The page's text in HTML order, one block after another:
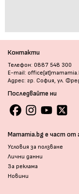
Контакти
Телефон: 0887 548 300
E-mail:
Адрес: гр. София, ул.
Последвайте ни
Mamamia.bg е част от
Условия за ползване
Лични данни
За реклама
Новини